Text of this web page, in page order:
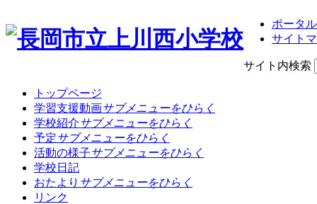
ポータ
サイト
サイト内検索
トップページ
学習支援動画サブメニューをひらく
学校紹介サブメニューをひらく
予定サブメニューをひらく
活動の様子サブメニューをひらく
学校日記
おたより サブメニューをひらく
リンク